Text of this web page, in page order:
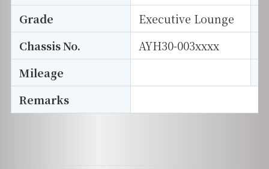
Grade
Executive Lounge
Chassis No.
AYH30-003xxxx
Mileage
Remarks